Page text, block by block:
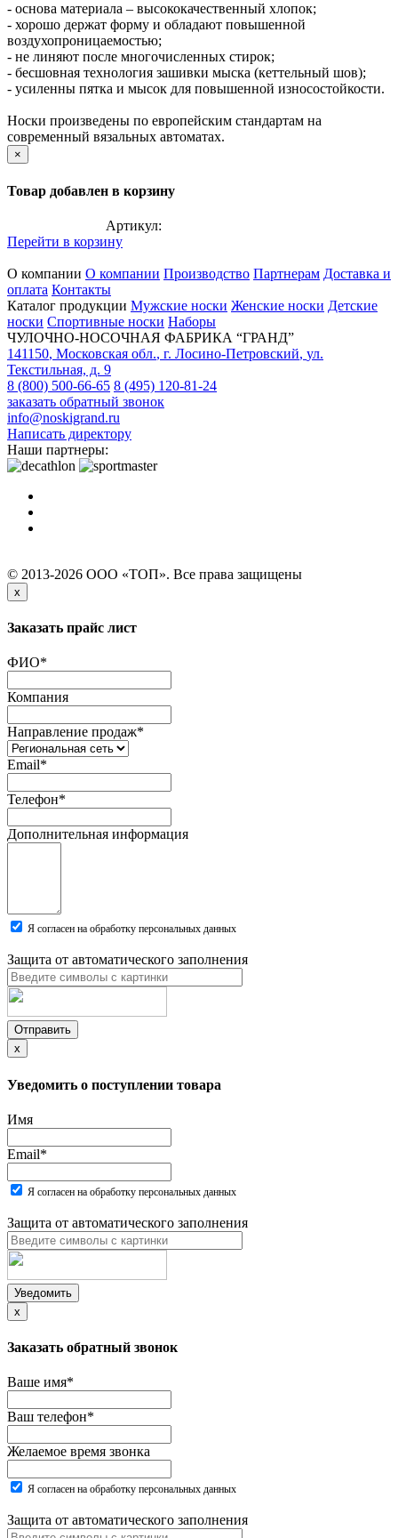
- основа материала – высококачественный хлопок;
- хорошо держат форму и обладают повышенной
воздухопроницаемостью;
- не линяют после многочисленных стирок;
- бесшовная технология зашивки мыска (кеттельный шов);
- усиленны пятка и мысок для повышенной износостойкости.
Носки произведены по европейским стандартам на
современный вязальных автоматах.
×
Товар добавлен в корзину
Артикул:
Перейти в корзину
О компании О компании Производство Партнерам Доставка и
оплата Контакты
Каталог продукции Мужские носки Женские носки Детские
носки Спортивные носки Наборы
ЧУЛОЧНО-НОСОЧНАЯ ФАБРИКА “ГРАНД”
141150, Московская обл., г. Лосино-Петровский, ул.
Текстильная, д. 9
8 (800) 500-66-65 8 (495) 120-81-24
заказать обратный звонок
info@noskigrand.ru
Написать директору
Наши партнеры:
© 2013-2026 ООО «ТОП». Все права защищены
x
Заказать прайс лист
ФИО*
Компания
Направление продаж*
Email*
Телефон*
Дополнительная информация
Я согласен на обработку персональных данных
Защита от автоматического заполнения
Отправить
x
Уведомить о поступлении товара
Имя
Email*
Я согласен на обработку персональных данных
Защита от автоматического заполнения
Уведомить
x
Заказать обратный звонок
Ваше имя*
Ваш телефон*
Желаемое время звонка
Я согласен на обработку персональных данных
Защита от автоматического заполнения